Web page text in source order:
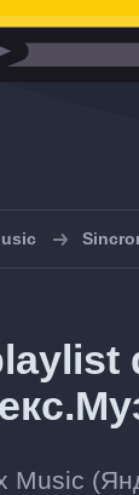
Music